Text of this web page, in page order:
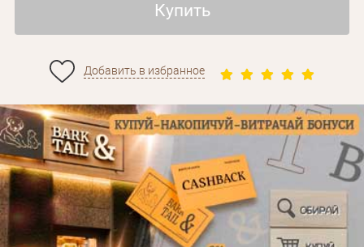
Купить
Добавить в избранное
Забыли пароль?
Личные данные